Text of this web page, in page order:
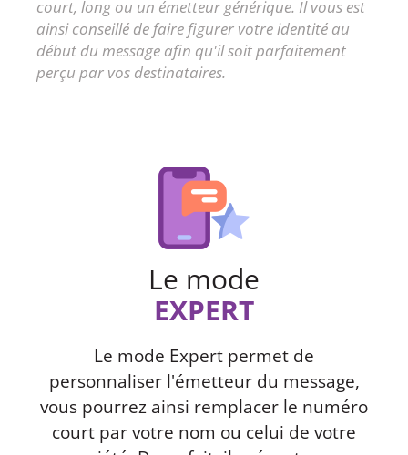
court, long ou un émetteur générique. Il vous est
ainsi conseillé de faire figurer votre identité au
début du message afin qu'il soit parfaitement
perçu par vos destinataires.
Le mode
EXPERT
Le mode Expert permet de
personnaliser l'émetteur du message,
vous pourrez ainsi remplacer le numéro
court par votre nom ou celui de votre